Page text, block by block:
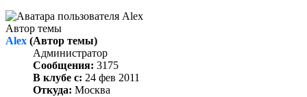
Автор темы
Alex (Автор темы)
Администратор
Сообщения: 3175
В клубе с: 24 фев 2011
Откуда: Москва